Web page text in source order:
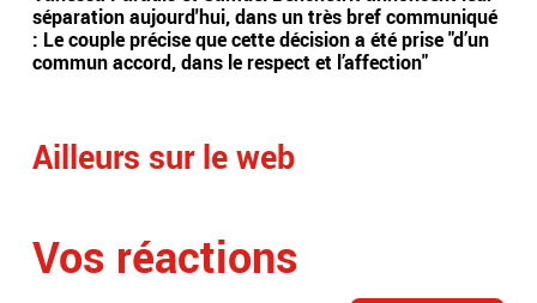
séparation aujourd'hui, dans un très bref communiqué
: Le couple précise que cette décision a été prise "d’un
commun accord, dans le respect et l’affection"
Ailleurs sur le web
Vos réactions